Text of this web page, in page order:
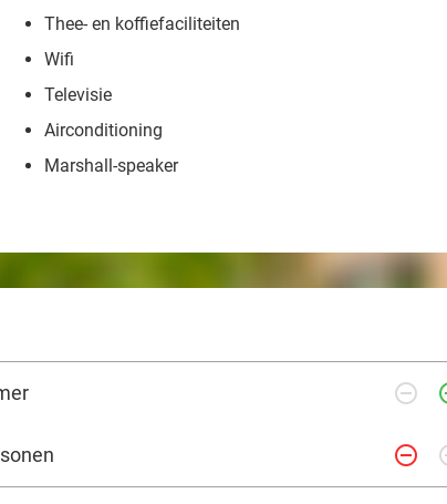
Thee- en koffiefaciliteiten
Wifi
Televisie
Airconditioning
Marshall-speaker
remove_circle_outline
remove_circle_outline